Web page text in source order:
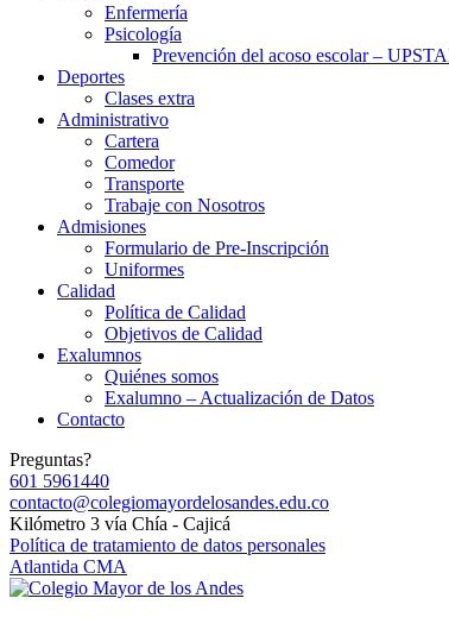
Enfermería
Psicología
Prevención del acoso escolar –
Deportes
Clases extra
Administrativo
Cartera
Comedor
Transporte
Trabaje con Nosotros
Admisiones
Formulario de Pre-Inscripción
Uniformes
Calidad
Política de Calidad
Objetivos de Calidad
Exalumnos
Quiénes somos
Exalumno – Actualización de Datos
Contacto
Preguntas?
601 5961440
contacto@colegiomayordelosandes.edu.co
Kilómetro 3 vía Chía - Cajicá
Política de tratamiento de datos personales
Atlantida CMA